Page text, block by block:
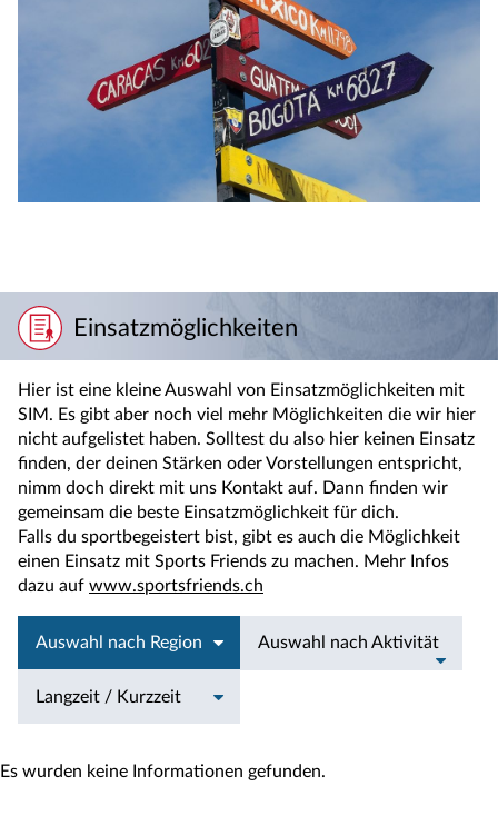
Einsatzmöglichkeiten
Hier ist eine kleine Auswahl von Einsatzmöglichkeiten mit
SIM. Es gibt aber noch viel mehr Möglichkeiten die wir hier
nicht aufgelistet haben. Solltest du also hier keinen Einsatz
finden, der deinen Stärken oder Vorstellungen entspricht,
nimm doch direkt mit uns Kontakt auf. Dann finden wir
gemeinsam die beste Einsatzmöglichkeit für dich.
Falls du sportbegeistert bist, gibt es auch die Möglichkeit
einen Einsatz mit Sports Friends zu machen. Mehr Infos
dazu auf www.sportsfriends.ch
Auswahl nach Region Auswahl nach Aktivität
Langzeit / Kurzzeit
Es wurden keine Informationen gefunden.